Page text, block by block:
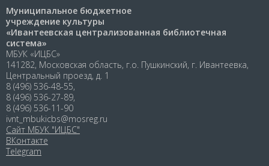
Муниципальное бюджетное
учреждение культуры
«Ивантеевская централизованная библиотечная
система»
МБУК «ИЦБС»
141282, Московская область, г.о. Пушкинский, г. Ивантеевка,
Центральный проезд, д. 1
8 (496) 536-48-55,
8 (496) 536-27-89,
8 (496) 536-11-90
ivnt_mbukicbs@mosreg.ru
Сайт МБУК "ИЦБС"
ВКонтакте
Telegram